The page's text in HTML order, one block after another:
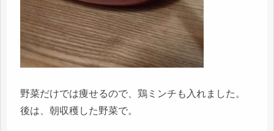
野菜だけでは痩せるので、鶏ミンチも入れました。
後は、朝収穫した野菜で。